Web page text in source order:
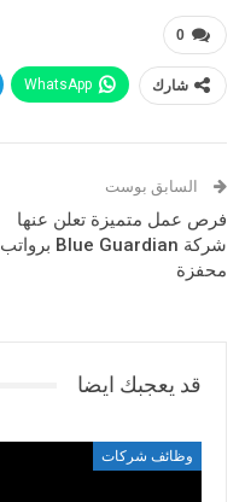
0
شارك WhatsApp
السابق بوست
فرص عمل متميزة تعلن عنها
شركة Blue Guardian برواتب
محفزة
قد يعجبك ايضا
وظائف شركات